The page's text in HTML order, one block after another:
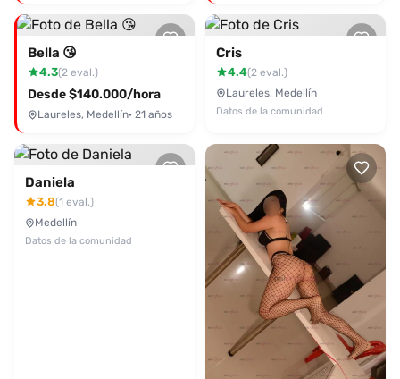
Bella 😘
4.3(2 eval.)
Desde $140.000/hora
Laureles, Medellín· 21 años
Cris
4.4(2 eval.)
Laureles, Medellín
Datos de la comunidad
Daniela
3.8(1 eval.)
Medellín
Datos de la comunidad